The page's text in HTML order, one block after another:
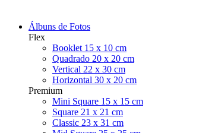
Álbuns de Fotos
Flex
Booklet 15 x 10 cm
Quadrado 20 x 20 cm
Vertical 22 x 30 cm
Horizontal 30 x 20 cm
Premium
Mini Square 15 x 15 cm
Square 21 x 21 cm
Classic 23 x 31 cm